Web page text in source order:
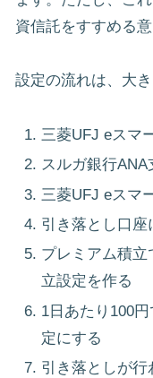
資信託をすすめる
設定の流れは、大
三菱UFJ eスマ
スルガ銀行
三菱UFJ eスマ
引き落とし口座
プレミアム積立
立設定を作る
1日あたり100
定にする
引き落としが行